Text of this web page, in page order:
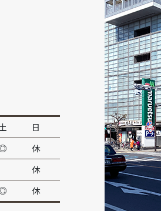
土
日
休
休
休